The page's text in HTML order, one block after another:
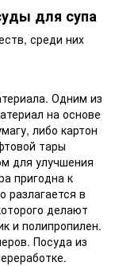
для супа
среди них
Одним из
на основе
либо картон
тары
для улучшения
пригодна к
разлагается в
делают
и полипропилен.
Посуда из